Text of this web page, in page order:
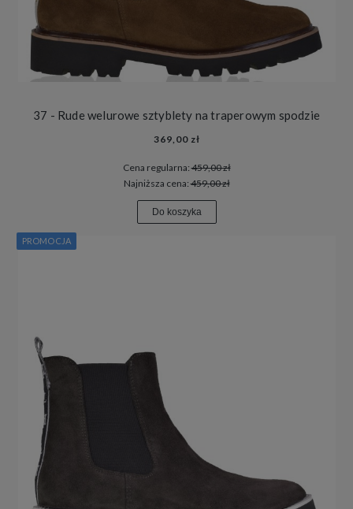
37 - Rude welurowe sztyblety na traperowym spodzie
369,00 zł
Cena regularna:459,00 zł
Najniższa cena:459,00 zł
Do koszyka
PROMOCJA